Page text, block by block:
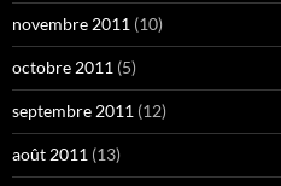
novembre 2011 (10)
octobre 2011 (5)
septembre 2011 (12)
août 2011 (13)